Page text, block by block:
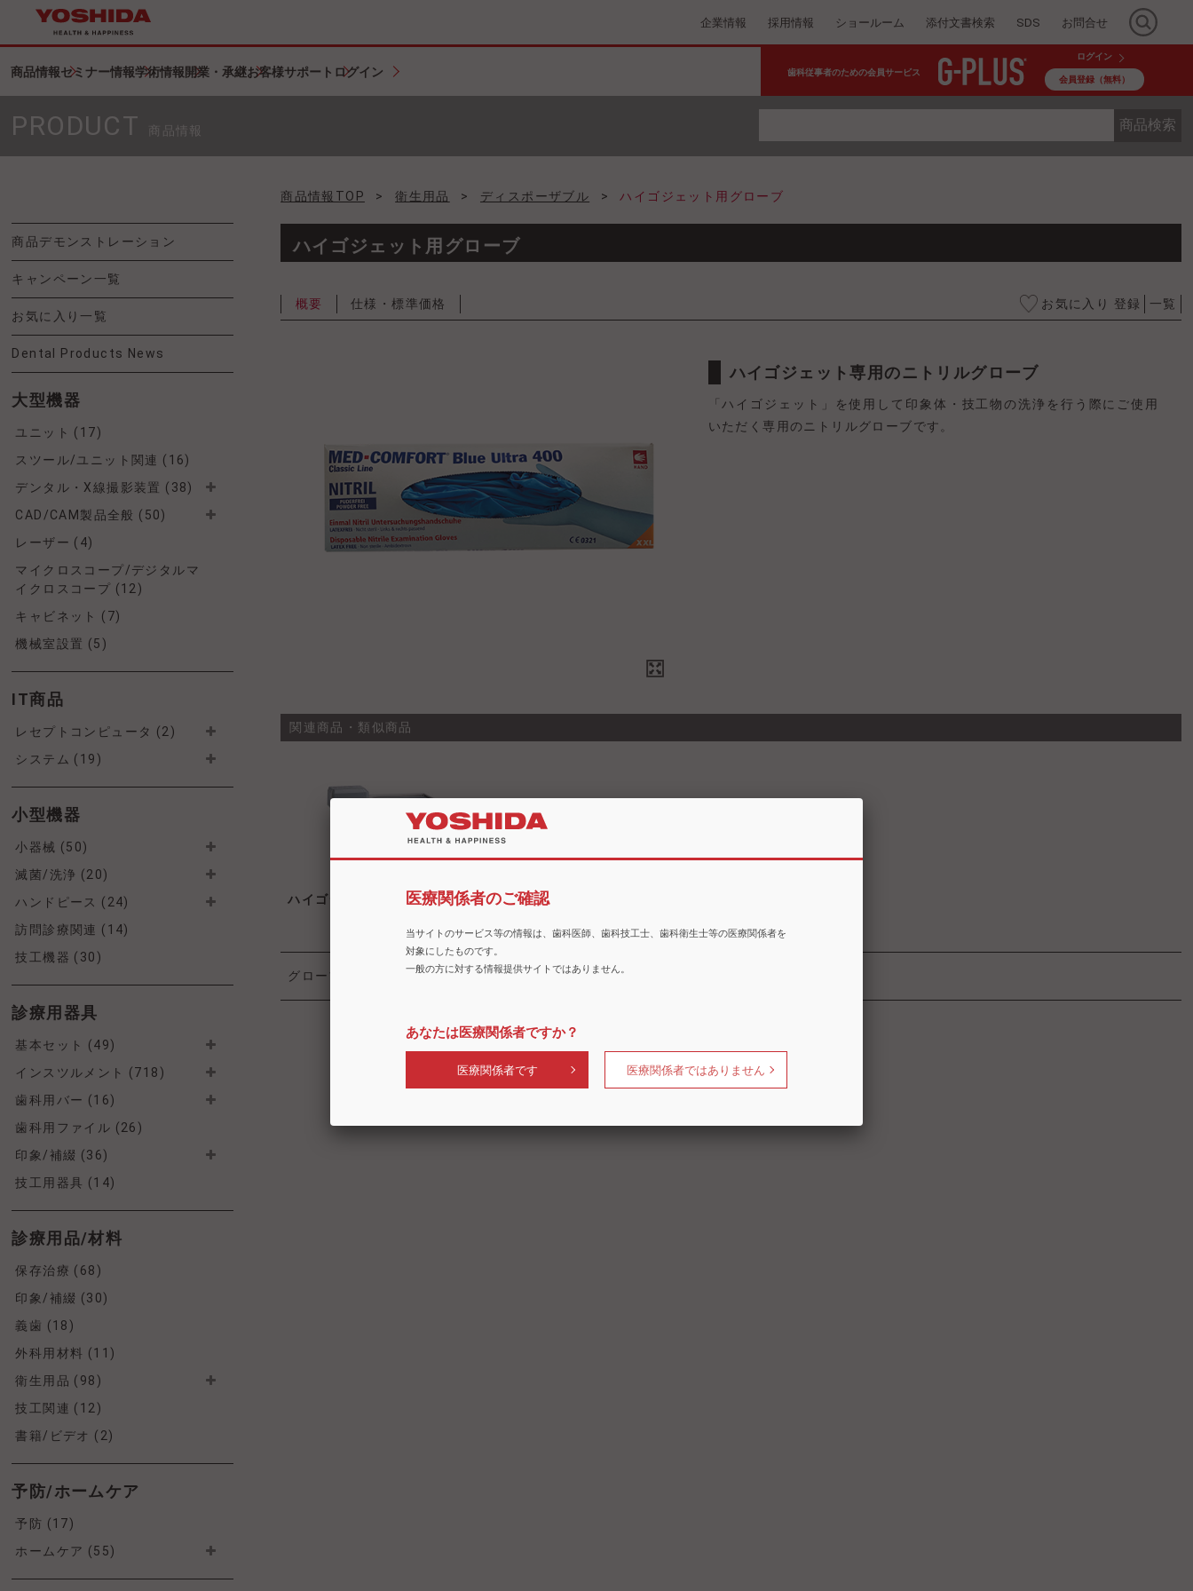
企業情報 採用情報 ショールーム 添付文書検索 SDS お問合せ
商品情報セミナー情報学術情報開業・承継お客様サポート ログイン 歯科従事者のための会員サービス
ログイン
会員登録（無料）
PRODUCT 商品情報 商品検索
商品デモンストレーション
キャンペーン一覧
お気に入り一覧
Dental Products News
大型機器
ユニット (17)
スツール/ユニット関連 (16)
デンタル・X線撮影装置 (38)
CAD/CAM製品全般 (50)
レーザー (4)
マイクロスコープ/デジタルマ
イクロスコープ (12)
キャビネット (7)
機械室設置 (5)
IT商品
レセプトコンピュータ (2)
システム (19)
小型機器
小器械 (50)
滅菌/洗浄 (20)
ハンドピース (24)
訪問診療関連 (14)
技工機器 (30)
診療用器具
基本セット (49)
インスツルメント (718)
歯科用バー (16)
歯科用ファイル (26)
印象/補綴 (36)
技工用器具 (14)
診療用品/材料
保存治療 (68)
印象/補綴 (30)
義歯 (18)
外科用材料 (11)
衛生用品 (98)
技工関連 (12)
書籍/ビデオ (2)
予防/ホームケア
予防 (17)
ホームケア (55)
商品情報TOP > 衛生用品 > ディスポーザブル > ハイゴジェット用グローブ
ハイゴジェット用グローブ
概要 仕様・標準価格 お気に入り 登録 一覧
ハイゴジェット専用のニトリルグローブ
「ハイゴジェット」を使用して印象体・技工物の洗浄を行う際にご使用
いただく専用のニトリルグローブです。
関連商品・類似商品
ハイゴジェット
グローブ
医療関係者のご確認
当サイトのサービス等の情報は、歯科医師、歯科技工士、歯科衛生士等の医療関係者を
対象にしたものです。
一般の方に対する情報提供サイトではありません。
あなたは医療関係者ですか？
医療関係者です 医療関係者ではありません